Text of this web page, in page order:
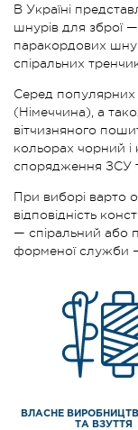
В Україні
шнурів для зброї
паракордових
спіральних
Серед популярних
(Німеччина), а
вітчизняного
кольорах чорний
спорядження ЗСУ
При виборі варто
відповідність
— спіральний або
форменої служби
ВЛАСНЕ
ТА ВЗУТТЯ